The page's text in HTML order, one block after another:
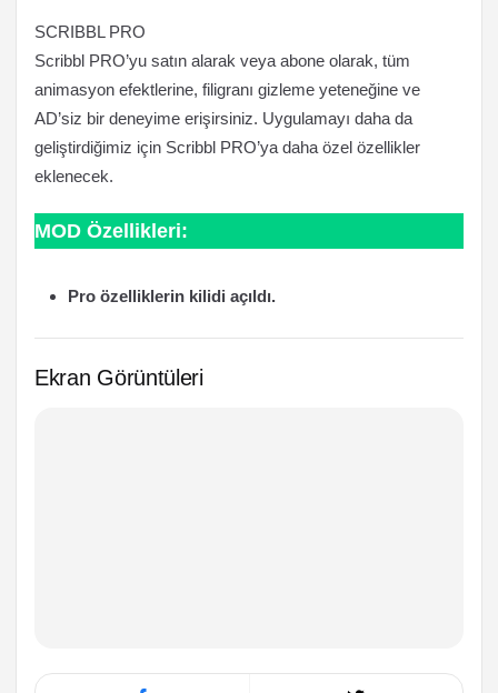
SCRIBBL PRO
Scribbl PRO’yu satın alarak veya abone olarak, tüm
animasyon efektlerine, filigranı gizleme yeteneğine ve
AD’siz bir deneyime erişirsiniz. Uygulamayı daha da
geliştirdiğimiz için Scribbl PRO’ya daha özel özellikler
eklenecek.
MOD Özellikleri:
Pro özelliklerin kilidi açıldı.
Ekran Görüntüleri